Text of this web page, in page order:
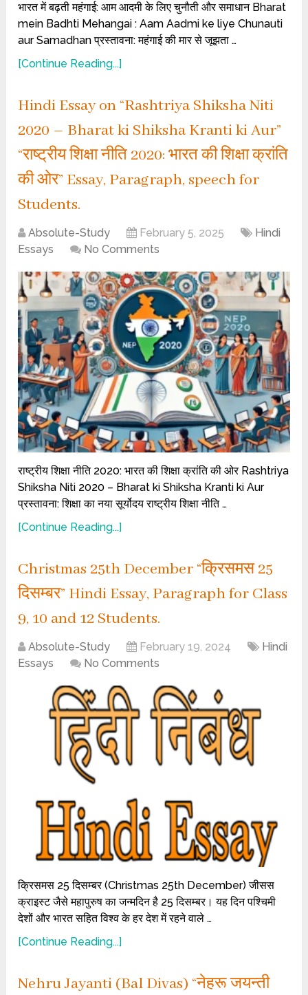
भारत में बढ़ती महंगाई: आम आदमी के लिए चुनौती और समाधान Bharat
mein Badhti Mehangai : Aam Aadmi ke liye Chunauti
aur Samadhan प्रस्तावना: महंगाई की मार से जूझता …
[Continue Reading...]
Hindi Essay on “Rashtriya Shiksha Niti
2020 – Bharat ki Shiksha Kranti ki Aur”
“राष्ट्रीय शिक्षा नीति 2020: भारत की शिक्षा क्रांति
की ओर” Essay, Paragraph, speech for
Students.
Absolute-Study February 5, 2025
Hindi
Essays
No Comments
राष्ट्रीय शिक्षा नीति 2020: भारत की शिक्षा क्रांति की ओर Rashtriya
Shiksha Niti 2020 – Bharat ki Shiksha Kranti ki Aur
प्रस्तावना: शिक्षा का नया सूर्योदय राष्ट्रीय शिक्षा नीति …
[Continue Reading...]
Christmas 25th December “क्रिसमस 25
दिसम्बर” Hindi Essay, Paragraph for Class
9, 10 and 12 Students.
Absolute-Study February 19, 2024
Hindi
Essays
No Comments
क्रिसमस 25 दिसम्बर (Christmas 25th December) जीसस
क्राइस्ट जैसे महापुरुष का जन्मदिन है 25 दिसम्बर। यह दिन पश्चिमी
देशों और भारत सहित विश्व के हर देश में रहने वाले …
[Continue Reading...]
Nehru Jayanti (Bal Divas) “नेहरू जयन्ती